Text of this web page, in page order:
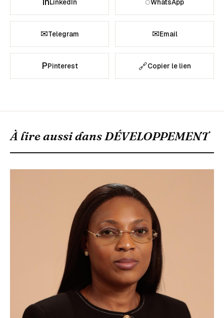
LinkedIn WhatsApp
✉Telegram ✉Email
PPinterest 🔗Copier le lien
À lire aussi dansDÉVELOPPEMENT